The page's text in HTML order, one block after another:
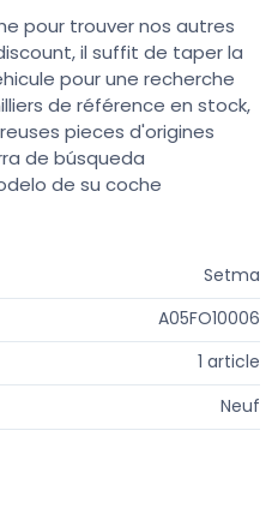
pour trouver nos autres
il suffit de taper la
pour une recherche
de référence en stock,
pieces d'origines
de búsqueda
de su coche
Setma
A05FO10006
1 article
Neuf